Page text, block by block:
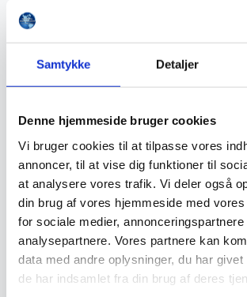
Samtykke Detaljer
Denne hjemmeside bruger cookies
Vi bruger cookies til at tilpasse vores
annoncer, til at vise dig funktioner til
at analysere vores trafik. Vi deler også
din brug af vores hjemmeside med
for sociale medier, annonceringspartnere
analysepartnere. Vores partnere kan
data med andre oplysninger, du har
de har indsamlet fra din brug af deres
Hygiejne
Plejeprodukter
Såler
Sko
Støvler
Støvlet
Valg af sikkerhedssko
Skadedyrsbekæmpelse
Stiger
Skilte
Advarselsskilte
Brandskilte
Cykeloprydning